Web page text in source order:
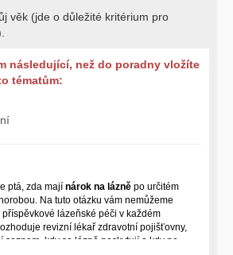
věk (jde o důležité kritérium pro
následující, než do poradny vložíte
tématům:
ptá, zda mají nárok na lázně po určitém
Na tuto otázku vám nemůžeme
lázeňské péči v každém
revizní lékař zdravotní pojišťovny,
kdy se lázně poskytují a kdy ne.